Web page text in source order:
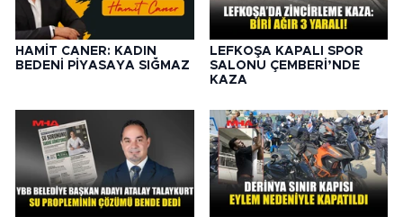
HAMİT CANER: KADIN
BEDENİ PİYASAYA SIĞMAZ
LEFKOŞA KAPALI SPOR
SALONU ÇEMBERİ’NDE
KAZA